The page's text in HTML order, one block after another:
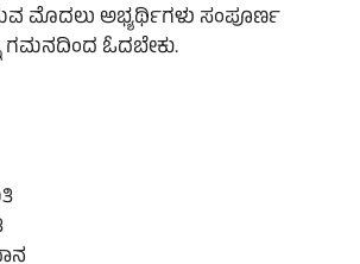
ಮೊದಲು ಅಭ್ಯರ್ಥಿಗಳು ಸಂಪೂರ್ಣ
ಓದಬೇಕು.